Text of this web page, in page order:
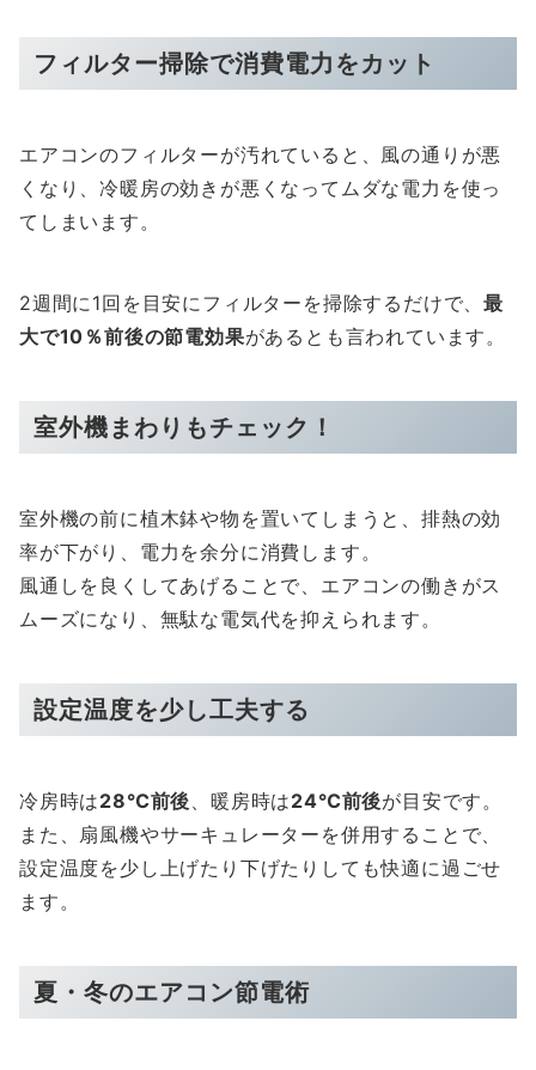
フィルター掃除で消費電力をカット
エアコンのフィルターが汚れていると、風の通りが悪
くなり、冷暖房の効きが悪くなってムダな電力を使っ
てしまいます。
2週間に1回を目安にフィルターを掃除するだけで、最
大で10％前後の節電効果があるとも言われています。
室外機まわりもチェック！
室外機の前に植木鉢や物を置いてしまうと、排熱の効
率が下がり、電力を余分に消費します。
風通しを良くしてあげることで、エアコンの働きがス
ムーズになり、無駄な電気代を抑えられます。
設定温度を少し工夫する
冷房時は28℃前後、暖房時は24℃前後が目安です。
また、扇風機やサーキュレーターを併用することで、
設定温度を少し上げたり下げたりしても快適に過ごせ
ます。
夏・冬のエアコン節電術